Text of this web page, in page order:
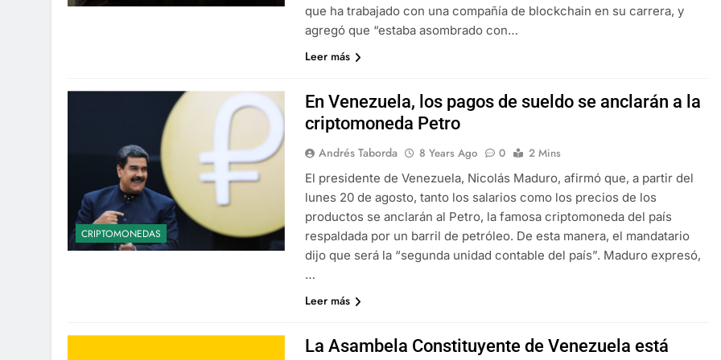
que ha trabajado con una compañía de blockchain en su carrera, y
agregó que “estaba asombrado con…
Leer más
CRIPTOMONEDAS
En Venezuela, los pagos de sueldo se anclarán a la
criptomoneda Petro
Andrés Taborda 8 Years Ago 0
2 Mins
El presidente de Venezuela, Nicolás Maduro, afirmó que, a partir del
lunes 20 de agosto, tanto los salarios como los precios de los
productos se anclarán al Petro, la famosa criptomoneda del país
respaldada por un barril de petróleo. De esta manera, el mandatario
dijo que será la “segunda unidad contable del país”. Maduro expresó,
…
Leer más
La Asambela Constituyente de Venezuela está